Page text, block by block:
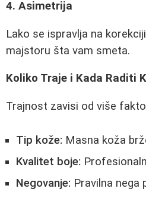
4. Asimetrija
Lako se ispravlja na
majstoru šta vam smeta.
Koliko Traje i Kada Raditi
Trajnost zavisi od više
Tip kože: Masna koža
Kvalitet boje:
Negovanje: Pravilna nega